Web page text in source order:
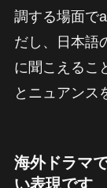
調する場面で
だし、日本語
に聞こえるこ
とニュアンス
海外ドラマ
い表現です